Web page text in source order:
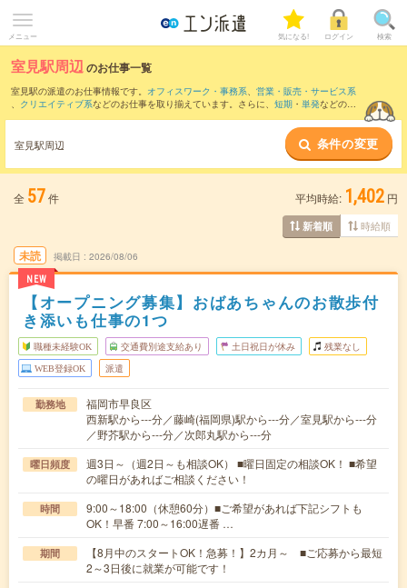
メニュー 気になる! ログイン 検索
室見駅周辺のお仕事一覧
室見駅の派遣のお仕事情報です。 オフィスワーク・事務系、 営業・販売・サービス系
、 クリエイティブ系などのお仕事を取り揃えています。さらに、 短期 ・ 単発などの期
また、博多駅
など近隣駅のお仕事もご
確認いただけます。
室見駅周辺 条件の変更
全 57件 平均時給: 1,402 円
新着順 時給順
未読
NEW
掲載日 2026/08/06
【オープニング募集】おばあちゃんのお散歩付
き添いも仕事の1つ
職種未経験OK 交通費別途支給あり 土日祝日が休み 残業なし
WEB登録OK 派遣
勤務地
福岡市早良区
西新駅から---分／藤崎(福岡県)駅から---分／室見駅から---分
／野芥駅から---分／次郎丸駅から---分
曜日頻度
週3日～（週2日～も相談OK） ■曜日固定の相談OK！ ■希望
の曜日があればご相談ください！
時間
9:00～18:00（休憩60分）■ご希望があれば下記シフトも
OK！早番 7:00～16:00遅番 …
期間
【8月中のスタートOK！急募！】2カ月～ ■ご応募から最短
2～3日後に就業が可能です！